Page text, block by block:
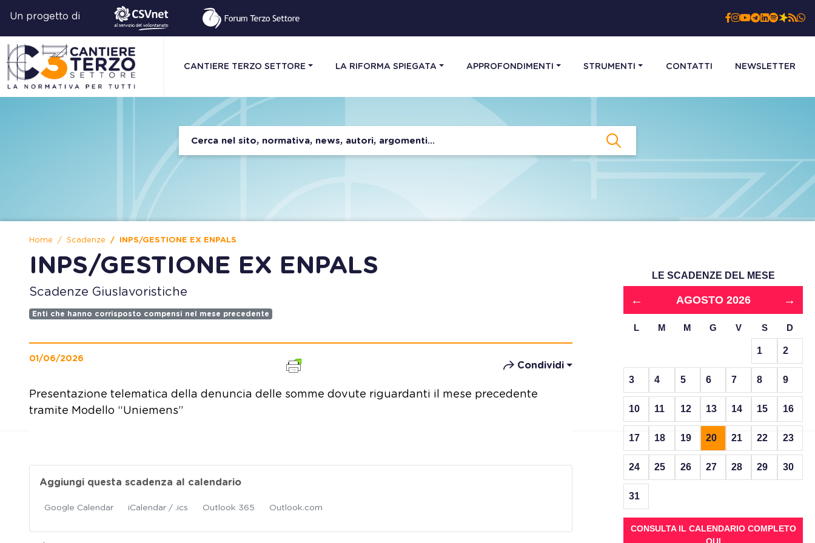
Un progetto di
CANTIERE TERZO SETTORE LA RIFORMA SPIEGATA APPROFONDIMENTI STRUMENTI CONTATTI NEWSLETTER
Home Scadenze INPS/GESTIONE EX ENPALS
INPS/GESTIONE EX ENPALS
Scadenze Giuslavoristiche
Enti che hanno corrisposto compensi nel mese precedente
01/06/2026
Condividi
Presentazione telematica della denuncia delle somme dovute riguardanti il mese precedente
tramite Modello “Uniemens”
Aggiungi questa scadenza al calendario
Google Calendar iCalendar / .ics Outlook 365 Outlook.com
LE SCADENZE DEL MESE
← AGOSTO 2026 →
L M M G V S D
1 2
3 4 5 6 7 8 9
10 11 12 13 14 15 16
17 18 19 20 21 22 23
24 25 26 27 28 29 30
31
CONSULTA IL CALENDARIO COMPLETO